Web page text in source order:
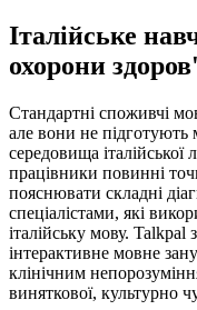
Італійське
охорони
Стандартні споживчі
але вони не
середовища італійської
працівники повинні
пояснювати складні
спеціалістами, які
італійську мову. Talkpal
інтерактивне мовне
клінічним
виняткової, культурно